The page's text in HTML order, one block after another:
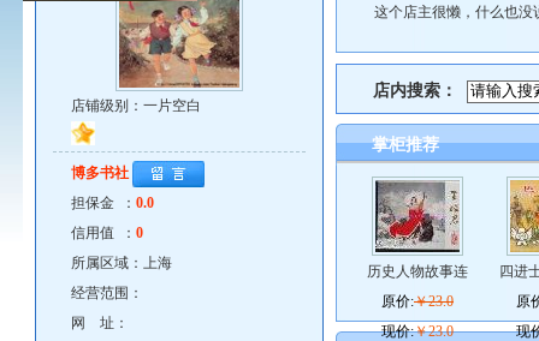
店铺级别：一片空白
博多书社
担保金 ： 0.0
信用值 ： 0
所属区域：上海
经营范围：
网 址：
这个店主很懒，什么也没
店内搜索：
掌柜推荐
历史人物故事连
原价:￥23.0
现价:￥23.0
四进
原
现